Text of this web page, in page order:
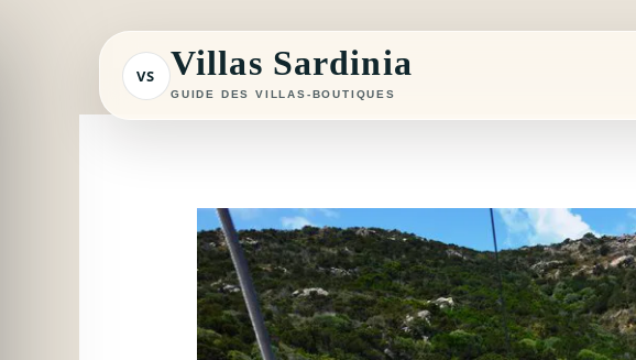
VS Villas Sardinia
GUIDE DES VILLAS-BOUTIQUES